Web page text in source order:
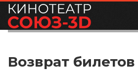
Возврат билетов